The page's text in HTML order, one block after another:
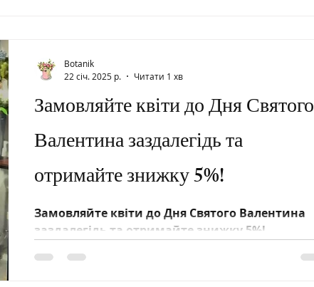
Замовляйте квіти до Дня Святого
Валентина заздалегідь та
отримайте знижку 5%!
Замовляйте квіти до Дня Святого Валентина
заздалегідь та отримайте знижку 5%!
доставку у найроманти
Botanik
22 січ. 2025 р.
Читати 1 хв